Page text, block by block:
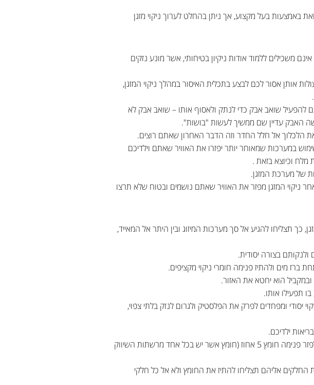
באמצעות בעל מקצוע, אך ניתן בהחלט לערוך ניקוי מזגן
משכילים ללמוד אודות ניקיון בטיחותי, אשר מונע נזקים
אותן אסור לכם לבצע בתכלית האיסור במהלך ניקוי המזגן,
להפעיל שואב אבק כדי לנתק ולאסוף אותו – שואב אבק לא
האבק עדיין שם ממשיך לעשות "בושות".
הלכלוך אל חלל החדר וזה הדבר האחרון שאתם רוצים.
במערכות שמאוחר יותר יפזרו את האוויר שאתם וילדיכם
מלח וכיוצא בזאת .
של מערכת המזגן.
ניקוי המזגן מפזר את האוויר שאתם נושמים ובטוח שלא תרצו
כך תצליחו להגיע אל סך מערכות המיזוג ובין היתר אל המאייד,
בצורה יסודית.
מים ולהתיז פנימה חומרי ניקוי מקציפים.
הוא יחטא את האזור.
תפעילו אותו.
ומפחדים לפרק את הפלסטיק ולגרום לנזק בלתי צפוי,
ילדיכם.
היה ואתם מחפשים שיטות ניקוי מזגן עם החומרים שיש בכל בית, אתם בהחלט יכולים לפזר פנימה חומץ 5 אחוז (חומץ אשר יש בכל אחד מרשתות השיווק
אליהם תצליחו להתיז את החומץ ולא אל כל חלקי